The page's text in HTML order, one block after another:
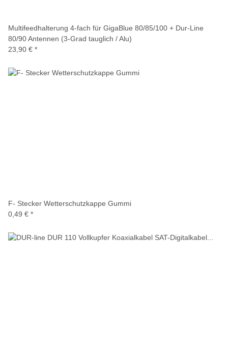
Multifeedhalterung 4-fach für GigaBlue 80/85/100 + Dur-Line
80/90 Antennen (3-Grad tauglich / Alu)
23,90 € *
F- Stecker Wetterschutzkappe Gummi
0,49 € *